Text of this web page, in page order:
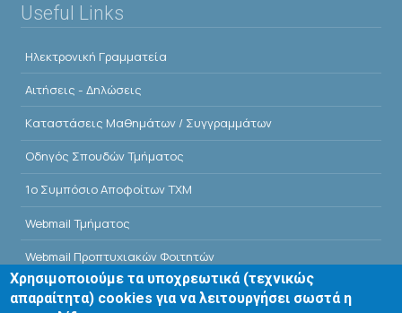
Useful Links
Ηλεκτρονική Γραμματεία
Αιτήσεις - Δηλώσεις
Kαταστάσεις Μαθημάτων / Συγγραμμάτων
Οδηγός Σπουδών Τμήματος
1o Συμπόσιο Αποφοίτων ΤΧΜ
Webmail Τμήματος
Webmail Προπτυχιακών Φοιτητών
Οδικός Χάρτης για την Απόκτηση Μ.Δ.Ε
Χρησιμοποιούμε τα υποχρεωτικά (τεχνικώς
απαραίτητα) cookies για να λειτουργήσει σωστά η